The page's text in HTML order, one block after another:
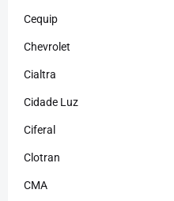
Cequip
Chevrolet
Cialtra
Cidade Luz
Ciferal
Clotran
CMA